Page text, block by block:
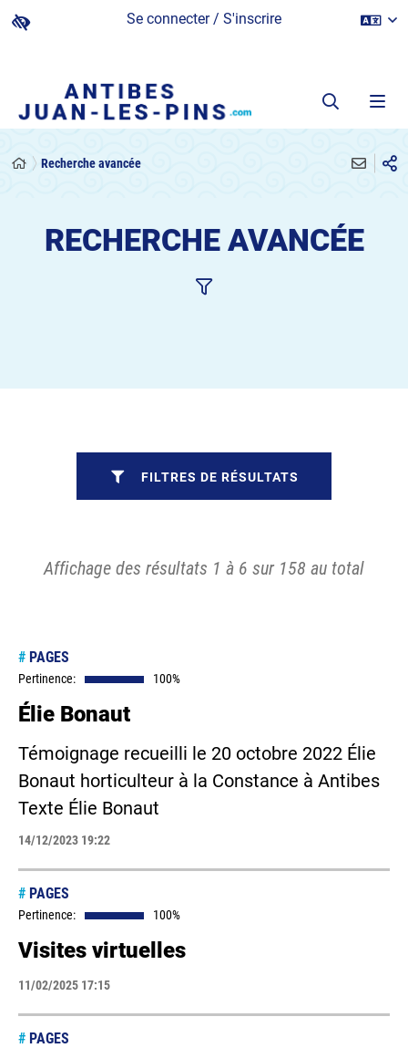
Se connecter / S'inscrire
Recherche avancée
RECHERCHE AVANCÉE
Affichage des résultats 1 à 6 sur 158 au total
# PAGES
Pertinence: 100%
Élie Bonaut
Témoignage recueilli le 20 octobre 2022 Élie
Bonaut horticulteur à la Constance à Antibes
Texte Élie Bonaut
14/12/2023 19:22
# PAGES
Pertinence: 100%
Visites virtuelles
11/02/2025 17:15
# PAGES
FILTRES DE RÉSULTATS